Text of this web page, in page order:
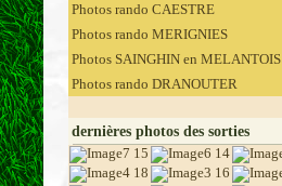
Photos rando CAESTRE
Photos rando MERIGNIES
Photos SAINGHIN en MELANTOIS
Photos rando DRANOUTER
dernières photos des sorties